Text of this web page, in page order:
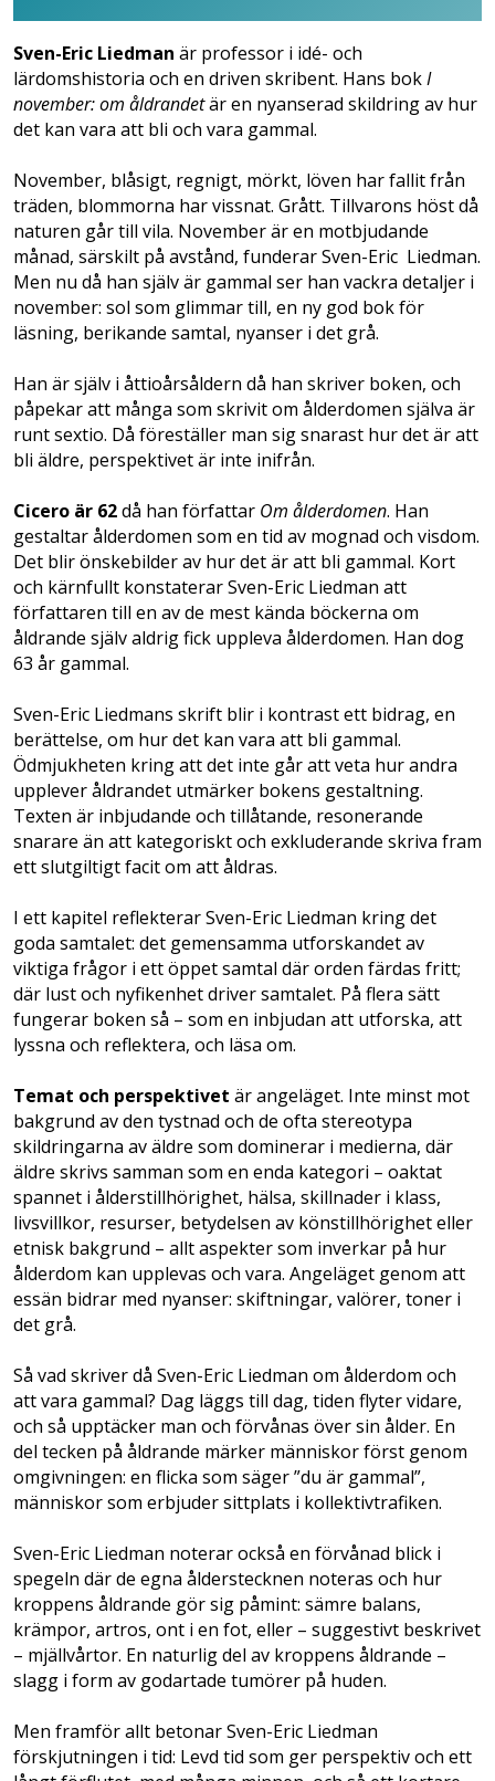
Sven-Eric Liedman är professor i idé- och
lärdomshistoria och en driven skribent. Hans bokI
november: om åldrandetär en nyanserad skildring av hur
det kan vara att bli och vara gammal.
November, blåsigt, regnigt, mörkt, löven har fallit från
träden, blommorna har vissnat. Grått. Tillvarons höst då
naturen går till vila. November är en motbjudande
månad, särskilt på avstånd, funderar Sven-Eric Liedman.
Men nu då han själv är gammal ser han vackra detaljer i
november: sol som glimmar till, en ny god bok för
läsning, berikande samtal, nyanser i det grå.
Han är själv i åttioårsåldern då han skriver boken, och
påpekar att många som skrivit om ålderdomen själva är
runt sextio. Då föreställer man sig snarast hur det är att
bli äldre, perspektivet är inte inifrån.
Cicero är 62då han författar Om ålderdomen. Han
gestaltar ålderdomen som en tid av mognad och visdom.
Det blir önskebilder av hur det är att bli gammal. Kort
och kärnfullt konstaterar Sven-Eric Liedman att
författaren till en av de mest kända böckerna om
åldrande själv aldrig fick uppleva ålderdomen. Han dog
63 år gammal.
Sven-Eric Liedmans skrift blir i kontrast ett bidrag, en
berättelse, om hur det kan vara att bli gammal.
Ödmjukheten kring att det inte går att veta hur andra
upplever åldrandet utmärker bokens gestaltning.
Texten är inbjudande och tillåtande, resonerande
snarare än att kategoriskt och exkluderande skriva fram
ett slutgiltigt facit om att åldras.
I ett kapitel reflekterar Sven-Eric Liedman kring det
goda samtalet: det gemensamma utforskandet av
viktiga frågor i ett öppet samtal där orden färdas fritt;
där lust och nyfikenhet driver samtalet. På flera sätt
fungerar boken så – som en inbjudan att utforska, att
lyssna och reflektera, och läsa om.
Temat och perspektivet är angeläget. Inte minst mot
bakgrund av den tystnad och de ofta stereotypa
skildringarna av äldre som dominerar i medierna, där
äldre skrivs samman som en enda kategori – oaktat
spannet i ålderstillhörighet, hälsa, skillnader i klass,
livsvillkor, resurser, betydelsen av könstillhörighet eller
etnisk bakgrund – allt aspekter som inverkar på hur
ålderdom kan upplevas och vara. Angeläget genom att
essän bidrar med nyanser: skiftningar, valörer, toner i
det grå.
Så vad skriver då Sven-Eric Liedman om ålderdom och
att vara gammal? Dag läggs till dag, tiden flyter vidare,
och så upptäcker man och förvånas över sin ålder. En
del tecken på åldrande märker människor först genom
omgivningen: en flicka som säger ”du är gammal”,
människor som erbjuder sittplats i kollektivtrafiken.
Sven-Eric Liedman noterar också en förvånad blick i
spegeln där de egna ålderstecknen noteras och hur
kroppens åldrande gör sig påmint: sämre balans,
krämpor, artros, ont i en fot, eller – suggestivt beskrivet
– mjällvårtor. En naturlig del av kroppens åldrande –
slagg i form av godartade tumörer på huden.
Men framför allt betonar Sven-Eric Liedman
förskjutningen i tid: Levd tid som ger perspektiv och ett